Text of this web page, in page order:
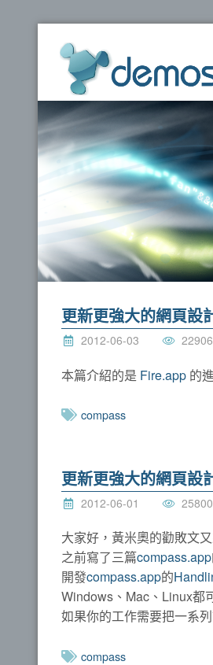
更新更強大的網頁設
2012-06-03 22906
本篇介紹的是 Fire.app 的
compass
更新更強大的網頁設
2012-06-01 25800
大家好，黃米奧的勸敗文又
之前寫了三篇compass.app
開發compass.app的
Windows、Mac、Linux都
如果你的工作需要把一系
compass